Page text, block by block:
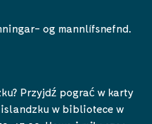
og mannlífsnefnd.
Przyjdź pograć w karty
w bibliotece w